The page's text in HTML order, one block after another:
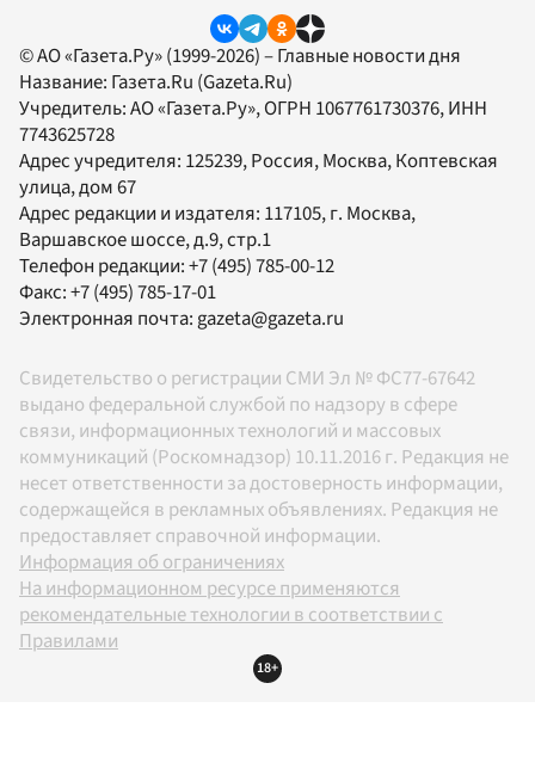
© АО «Газета.Ру» (1999-2026) – Главные новости дня
Название: Газета.Ru (Gazeta.Ru)
Учредитель:АО «Газета.Ру», ОГРН 1067761730376, ИНН
7743625728
Адрес учредителя: 125239, Россия, Москва, Коптевская
улица, дом 67
Адрес редакции и издателя: 117105, г. Москва,
Варшавское шоссе, д.9, стр.1
Телефон редакции:+7 (495) 785-00-12
Факс:+7 (495) 785-17-01
Электронная почта: gazeta@gazeta.ru
Свидетельство о регистрации СМИ Эл № ФС77-67642
выдано федеральной службой по надзору в сфере
связи, информационных технологий и массовых
коммуникаций (Роскомнадзор) 10.11.2016 г. Редакция не
несет ответственности за достоверность информации,
содержащейся в рекламных объявлениях. Редакция не
предоставляет справочной информации.
Информация об ограничениях
На информационном ресурсе применяются
рекомендательные технологии в соответствии с
Правилами
18+